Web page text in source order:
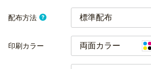
配布方法 標準配布
印刷カラー 両面カラー